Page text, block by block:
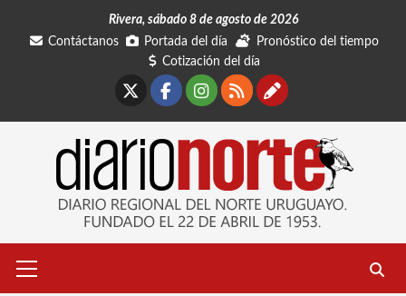
Rivera, sábado 8 de agosto de 2026
Contáctanos
Portada del día
Pronóstico del tiempo
Cotización del día
Facebook
Instagram
RSSContáctanos
primario